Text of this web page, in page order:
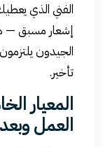
الفني الذي
إشعار مسبق —
الجيدون
تأخير.
المعيار
العمل